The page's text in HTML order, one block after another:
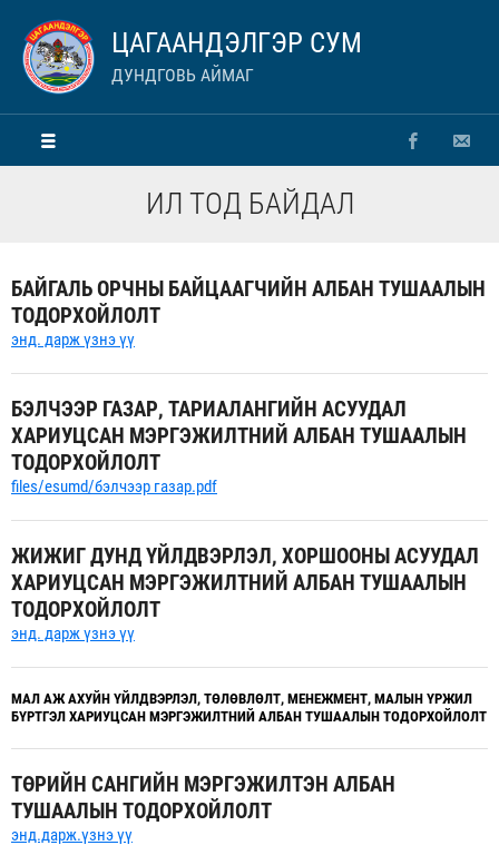
ЦАГААНДЭЛГЭР СУМ
ДУНДГОВЬ АЙМАГ
ИЛ ТОД БАЙДАЛ
БАЙГАЛЬ ОРЧНЫ БАЙЦААГЧИЙН АЛБАН ТУШААЛЫН
ТОДОРХОЙЛОЛТ
энд. дарж үзнэ үү
БЭЛЧЭЭР ГАЗАР, ТАРИАЛАНГИЙН АСУУДАЛ
ХАРИУЦСАН МЭРГЭЖИЛТНИЙ АЛБАН ТУШААЛЫН
ТОДОРХОЙЛОЛТ
files/esumd/бэлчээр газар.pdf
ЖИЖИГ ДУНД ҮЙЛДВЭРЛЭЛ, ХОРШООНЫ АСУУДАЛ
ХАРИУЦСАН МЭРГЭЖИЛТНИЙ АЛБАН ТУШААЛЫН
ТОДОРХОЙЛОЛТ
энд. дарж үзнэ үү
МАЛ АЖ АХУЙН ҮЙЛДВЭРЛЭЛ, ТӨЛӨВЛӨЛТ, МЕНЕЖМЕНТ, МАЛЫН ҮРЖИЛ
БҮРТГЭЛ ХАРИУЦСАН МЭРГЭЖИЛТНИЙ АЛБАН ТУШААЛЫН ТОДОРХОЙЛОЛТ
ТӨРИЙН САНГИЙН МЭРГЭЖИЛТЭН АЛБАН
ТУШААЛЫН ТОДОРХОЙЛОЛТ
энд.дарж.үзнэ үү